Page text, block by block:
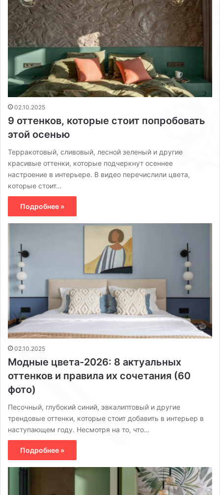
02.10.2025
9 оттенков, которые стоит попробовать
этой осенью
Терракотовый, сливовый, лесной зеленый и другие
красивые оттенки, которые подчеркнут осеннее
настроение в интерьере. В видео перечислили цвета,
которые стоит…
Подробнее »
02.10.2025
Модные цвета-2026: 8 актуальных
оттенков и правила их сочетания (60
фото)
Песочный, глубокий синий, эвкалиптовый и другие
трендовые оттенки, которые стоит добавить в интерьер в
наступающем году. Несмотря на то, что…
Подробнее »